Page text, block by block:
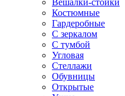
Вешалки-стойки
Костюмные
Гардеробные
С зеркалом
С тумбой
Угловая
Стеллажи
Обувницы
Открытые